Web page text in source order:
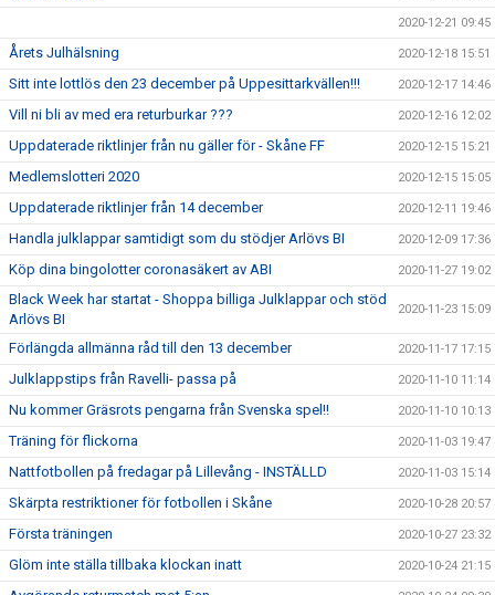
2020-12-21 09:45
Årets Julhälsning 2020-12-18 15:51
Sitt inte lottlös den 23 december på Uppesittarkvällen!!! 2020-12-17 14:46
Vill ni bli av med era returburkar ??? 2020-12-16 12:02
Uppdaterade riktlinjer från nu gäller för - Skåne FF 2020-12-15 15:21
Medlemslotteri 2020 2020-12-15 15:05
Uppdaterade riktlinjer från 14 december 2020-12-11 19:46
Handla julklappar samtidigt som du stödjer Arlövs BI 2020-12-09 17:36
Köp dina bingolotter coronasäkert av ABI 2020-11-27 19:02
Black Week har startat - Shoppa billiga Julklappar och stöd
Arlövs BI
2020-11-23 15:09
Förlängda allmänna råd till den 13 december 2020-11-17 17:15
Julklappstips från Ravelli- passa på 2020-11-10 11:14
Nu kommer Gräsrots pengarna från Svenska spel!! 2020-11-10 10:13
Träning för flickorna 2020-11-03 19:47
Nattfotbollen på fredagar på Lillevång - INSTÄLLD 2020-11-03 15:14
Skärpta restriktioner för fotbollen i Skåne 2020-10-28 20:57
Första träningen 2020-10-27 23:32
Glöm inte ställa tillbaka klockan inatt 2020-10-24 21:15